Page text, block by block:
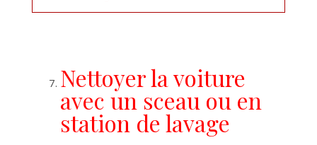
Nettoyer la voiture
avec un sceau ou en
station de lavage